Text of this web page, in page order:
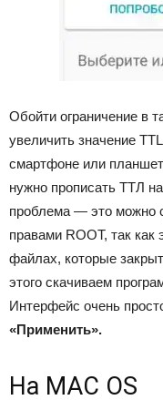
Обойти ограничение в
увеличить значение
смартфоне или
нужно прописать ТТЛ
проблема — это можно
правами ROOT, так как
файлах, которые
этого скачиваем
Интерфейс очень
«Применить».
На MAC OS